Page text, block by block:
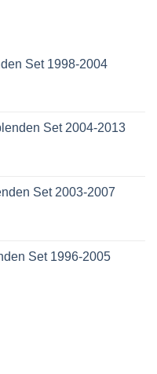
Set 1998-2004
Set 2004-2013
Set 2003-2007
Set 1996-2005